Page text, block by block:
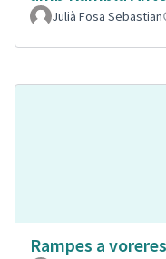
Julià Fosa Sebastian
Rampes a voreres